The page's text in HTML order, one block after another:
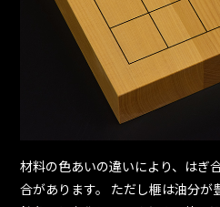
材料の色あいの違いにより、はぎ
合があります。 ただし榧は油分が